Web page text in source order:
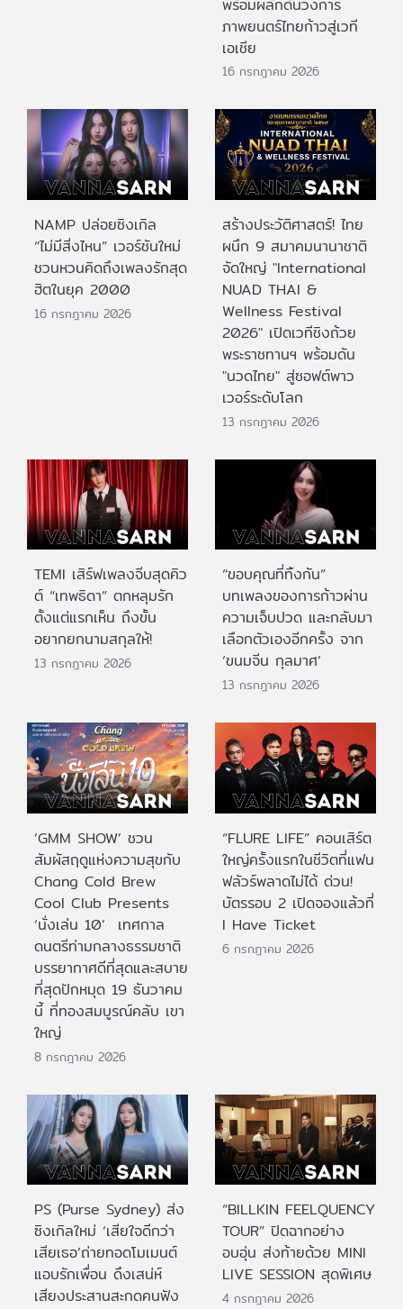
พร้อมผลักดันวงการ
ภาพยนตร์ไทยก้าวสู่เวที
เอเชีย
16 กรกฎาคม 2026
NAMP ปล่อยซิงเกิล
“ไม่มีสิ่งไหน” เวอร์ชันใหม่
ชวนหวนคิดถึงเพลงรักสุด
ฮิตในยุค 2000
16 กรกฎาคม 2026
สร้างประวัติศาสตร์! ไทย
ผนึก 9 สมาคมนานาชาติ
จัดใหญ่ "International
NUAD THAI &
Wellness Festival
2026" เปิดเวทีชิงถ้วย
พระราชทานฯ พร้อมดัน
"นวดไทย" สู่ซอฟต์พาว
เวอร์ระดับโลก
13 กรกฎาคม 2026
TEMI เสิร์ฟเพลงจีบสุดคิว
ต์ “เทพธิดา” ตกหลุมรัก
ตั้งแต่แรกเห็น ถึงขั้น
อยากยกนามสกุลให้!
13 กรกฎาคม 2026
“ขอบคุณที่ทิ้งกัน”
บทเพลงของการก้าวผ่าน
ความเจ็บปวด และกลับมา
เลือกตัวเองอีกครั้ง จาก
‘ขนมจีน กุลมาศ’
13 กรกฎาคม 2026
‘GMM SHOW’ ชวน
สัมผัสฤดูแห่งความสุขกับ
Chang Cold Brew
Cool Club Presents
‘นั่งเล่น 10’ เทศกาล
ดนตรีท่ามกลางธรรมชาติ
บรรยากาศดีที่สุดและสบาย
ที่สุดปักหมุด 19 ธันวาคม
นี้ ที่ทองสมบูรณ์คลับ เขา
ใหญ่
8 กรกฎาคม 2026
“FLURE LIFE” คอนเสิร์ต
ใหญ่ครั้งแรกในชีวิตที่แฟน
ฟลัวร์พลาดไม่ได้ ด่วน!
บัตรรอบ 2 เปิดจองแล้วที่
I Have Ticket
6 กรกฎาคม 2026
PS (Purse Sydney) ส่ง
ซิงเกิลใหม่ ‘เสียใจดีกว่า
เสียเธอ’ถ่ายทอดโมเมนต์
แอบรักเพื่อน ดึงเสน่ห์
เสียงประสานสะกดคนฟัง
“BILLKIN FEELQUENCY
TOUR” ปิดฉากอย่าง
อบอุ่น ส่งท้ายด้วย MINI
LIVE SESSION สุดพิเศษ
4 กรกฎาคม 2026